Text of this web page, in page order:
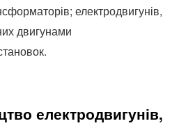
електродвигунів,
двигунами
електродвигунів,